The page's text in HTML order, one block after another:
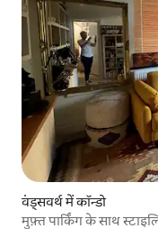
वंड्सवर्थ में कॉन्डो
मुफ़्त पार्किंग के साथ